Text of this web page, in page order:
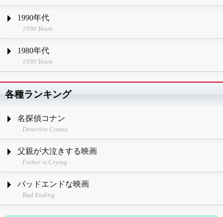
1990年代
1990 Years
1980年代
1990 Years
各種ランキング
名探偵コナン
Detective Conan
父親が大泣きする映画
Father is Crying
バッドエンドな映画
Bad Ending